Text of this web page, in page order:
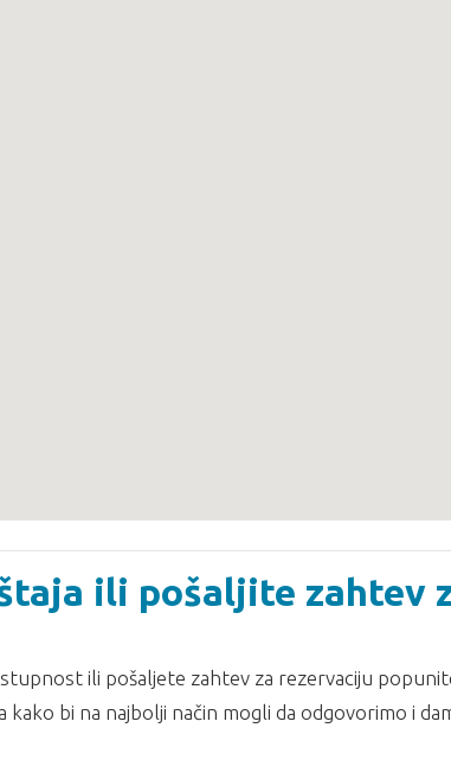
ili pošaljite zahtev
ili pošaljete zahtev za rezervaciju
bi na najbolji način mogli da odgovorimo i